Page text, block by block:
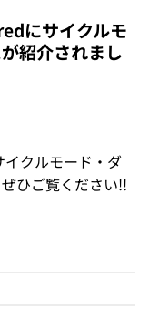
にサイクルモ
紹介されまし
クルモード・ダ
ひご覧ください!!